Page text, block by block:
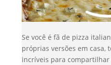
Se você é fã de pizza
próprias versões em casa,
incríveis para compartilhar